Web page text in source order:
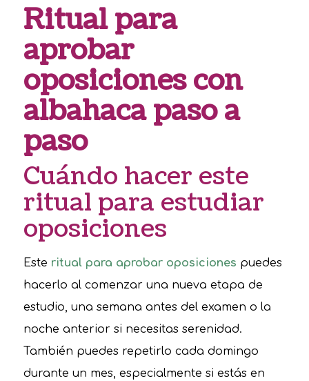
Ritual para
aprobar
oposiciones con
albahaca paso a
paso
Cuándo hacer este
ritual para estudiar
oposiciones
Este ritual para aprobar oposiciones puedes
hacerlo al comenzar una nueva etapa de
estudio, una semana antes del examen o la
noche anterior si necesitas serenidad.
También puedes repetirlo cada domingo
durante un mes, especialmente si estás en